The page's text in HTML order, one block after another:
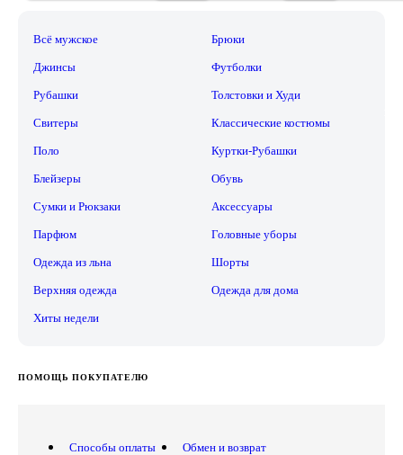
Всё мужское Брюки
Джинсы Футболки
Рубашки Толстовки и Худи
Свитеры Классические костюмы
Поло Куртки-Рубашки
Блейзеры Обувь
Сумки и Рюкзаки Аксессуары
Парфюм Головные уборы
Одежда из льна Шорты
Верхняя одежда Одежда для дома
Хиты недели
ПОМОЩЬ ПОКУПАТЕЛЮ
Способы оплаты
Обмен и возврат